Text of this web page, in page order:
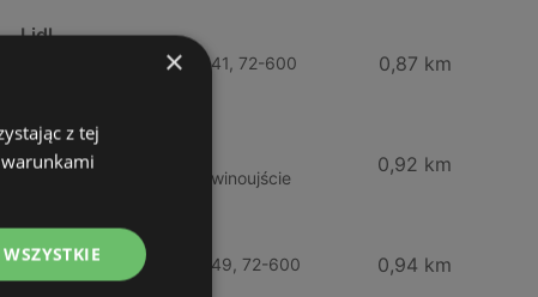
Lidl
Ul. Bohaterów Września 41, 72-600
0,87 km
ABC
Barlickiego, 4, 72-600 Świnoujście
0,92 km
Żabka
Ul. Bohaterów Września 49, 72-600
0,94 km
×
z tej